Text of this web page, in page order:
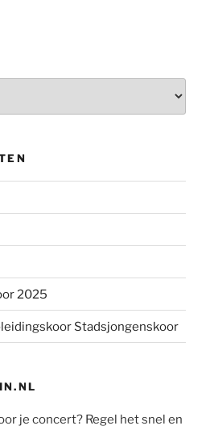
2025
Stadsjongenskoor
je concert? Regel het snel en